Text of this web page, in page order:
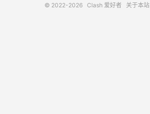
© 2022-2026 Clash 爱好者 关于本站